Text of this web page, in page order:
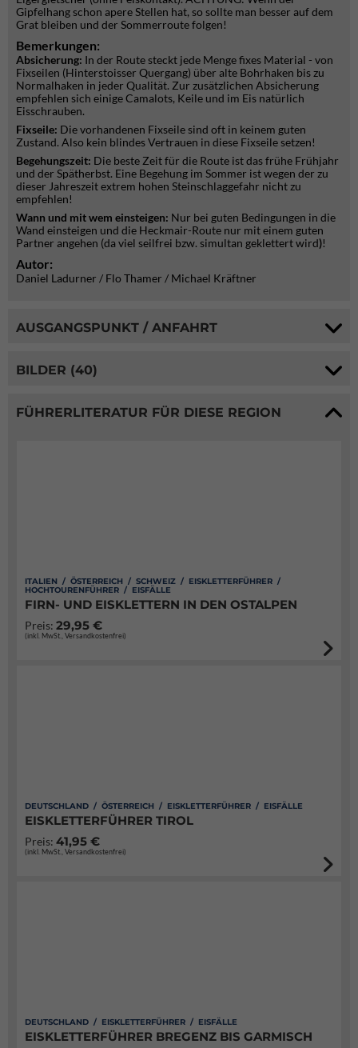
Gipfelhang schon apere Stellen hat, so sollte man besser auf dem
Grat bleiben und der Sommerroute folgen!
Bemerkungen:
Absicherung: In der Route steckt jede Menge fixes Material - von
Fixseilen (Hinterstoisser Quergang) über alte Bohrhaken bis zu
Normalhaken in jeder Qualität. Zur zusätzlichen Absicherung
empfehlen sich einige Camalots, Keile und im Eis natürlich
Eisschrauben.
Fixseile: Die vorhandenen Fixseile sind oft in keinem guten
Zustand. Also kein blindes Vertrauen in diese Fixseile setzen!
Begehungszeit: Die beste Zeit für die Route ist das frühe Frühjahr
und der Spätherbst. Eine Begehung im Sommer ist wegen der zu
dieser Jahreszeit extrem hohen Steinschlaggefahr nicht zu
empfehlen!
Wann und mit wem einsteigen: Nur bei guten Bedingungen in die
Wand einsteigen und die Heckmair-Route nur mit einem guten
Partner angehen (da viel seilfrei bzw. simultan geklettert wird)!
Autor:
Daniel Ladurner / Flo Thamer / Michael Kräftner
AUSGANGSPUNKT / ANFAHRT
BILDER (40)
FÜHRERLITERATUR FÜR DIESE REGION
ITALIEN / ÖSTERREICH / SCHWEIZ / EISKLETTERFÜHRER /
HOCHTOURENFÜHRER / EISFÄLLE
FIRN- UND EISKLETTERN IN DEN OSTALPEN
Preis: 29,95 €
(inkl. MwSt., Versandkostenfrei)
DEUTSCHLAND / ÖSTERREICH / EISKLETTERFÜHRER / EISFÄLLE
EISKLETTERFÜHRER TIROL
Preis: 41,95 €
(inkl. MwSt., Versandkostenfrei)
DEUTSCHLAND / EISKLETTERFÜHRER / EISFÄLLE
EISKLETTERFÜHRER BREGENZ BIS GARMISCH